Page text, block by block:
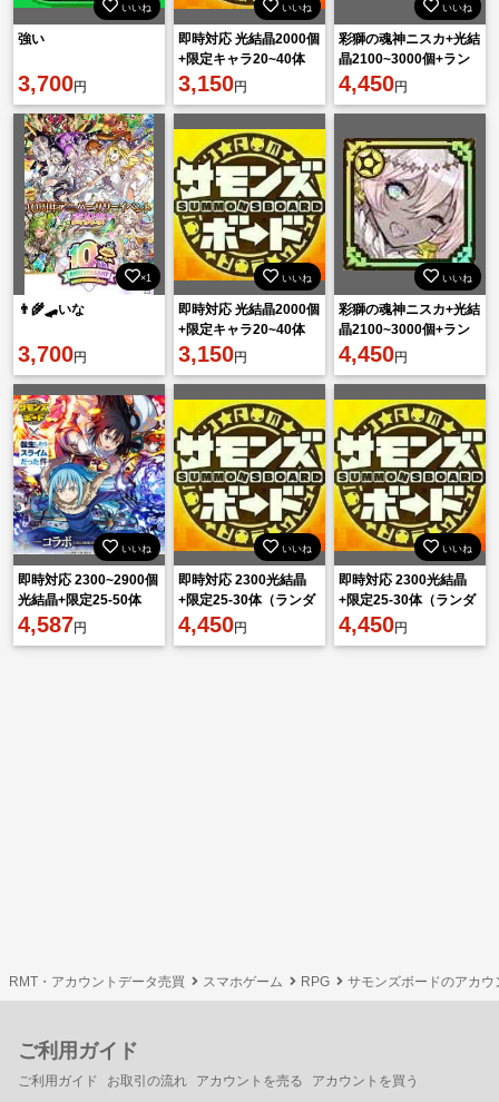
いいね
強い
3,700円
いいね
即時対応 光結晶2000個
+限定キャラ20~40体
（ランダム）初期！
3,150円
いいね
彩獅の魂神ニスカ+光結
晶2100~3000個+ラン
ダム限定 初期アカウン
4,450円
×1
👨‍🌾🛹いな
3,700円
いいね
即時対応 光結晶2000個
+限定キャラ20~40体
（ランダム）初期！
3,150円
いいね
彩獅の魂神ニスカ+光結
晶2100~3000個+ラン
ダム限定 初期アカウン
4,450円
いいね
即時対応 2300~2900個
光結晶+限定25-50体
（ランダム）初期垢
4,587円
いいね
即時対応 2300光結晶
+限定25-30体（ランダ
ム）初期垢
4,450円
いいね
即時対応 2300光結晶
+限定25-30体（ランダ
ム）初期垢
4,450円
RMT・アカウントデータ売買 スマホゲーム RPG サモンズボードのアカウ
ご利用ガイド
ご利用ガイド お取引の流れ アカウントを売る
アカウントを買う